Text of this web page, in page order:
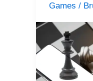
Games /